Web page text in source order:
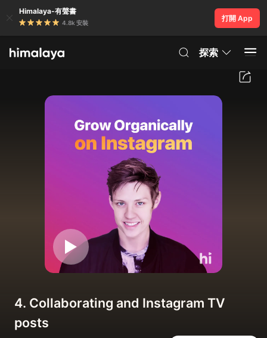
Himalaya-有聲書
4.8k 安裝
打開 App
探索
4. Collaborating and Instagram TV
posts